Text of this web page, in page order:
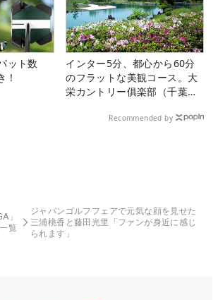
ット数
！
インター5分、都心から60分
のフラットな美観コース。大
栄カントリー俱楽部（千葉
Recommended by
」
覧
ジャパンゴルフフェアで元気な顔を見せた
三浦桃香と藤田光里「ファンが身近に感じ
られます」